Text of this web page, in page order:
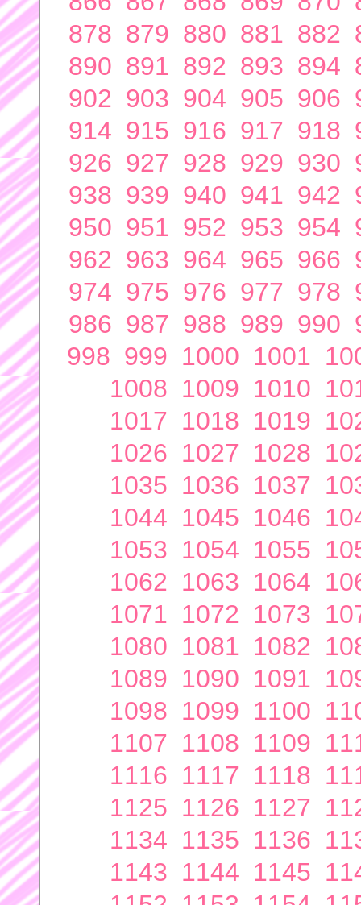
878 879 880 881 882
890 891 892 893 894
902 903 904 905 906
914 915 916 917 918
926 927 928 929 930
938 939 940 941 942
950 951 952 953 954
962 963 964 965 966
974 975 976 977 978
986 987 988 989 990
998 999 1000 1001
1008 1009 1010
1017 1018 1019
1026 1027 1028
1035 1036 1037
1044 1045 1046
1053 1054 1055
1062 1063 1064
1071 1072 1073
1080 1081 1082
1089 1090 1091
1098 1099 1100
1107 1108 1109
1116 1117 1118
1125 1126 1127
1134 1135 1136
1143 1144 1145